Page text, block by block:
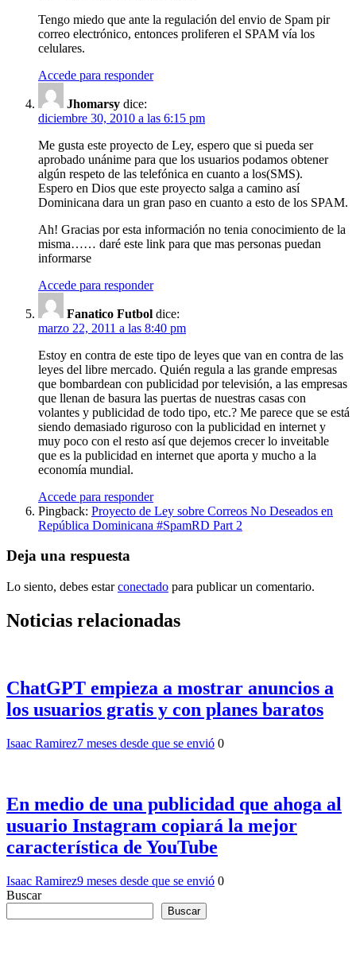
Tengo miedo que ante la regulación del envio de Spam pir
correo electrónico, entonces proliferen el SPAM vía los
celulares.
Accede para responder
Jhomarsy dice:
diciembre 30, 2010 a las 6:15 pm
Me gusta este proyecto de Ley, espero que si pueda ser
aprobado unánime para que los usuarios podamos obtener
algún respeto de las telefónica en cuanto a los(SMS).
Espero en Dios que este proyecto salga a camino así
Dominicana dara un gran paso en cuanto a esto de los SPAM.
Ah! Gracias por esta información no tenia conocimiento de la
misma…… daré este link para que mas personas puedan
informarse
Accede para responder
Fanatico Futbol dice:
marzo 22, 2011 a las 8:40 pm
Estoy en contra de este tipo de leyes que van en contra de las
leyes del libre mercado. Quién regula a las grande empresas
que bombardean con publicidad por televisión, a las empresas
que llenan de basura las puertas de nuestras casas con
volantes y publicidad de todo tipo, etc.? Me parece que se está
siendo demasiado riguroso con la publicidad en internet y
muy poco con el resto así que dejemos crecer lo inveitable
que es la publicidad en internet que aporta y mucho a la
economía mundial.
Accede para responder
Pingback: Proyecto de Ley sobre Correos No Deseados en
República Dominicana #SpamRD Part 2
Deja una respuesta
Lo siento, debes estarconectado para publicar un comentario.
Noticias relacionadas
ChatGPT empieza a mostrar anuncios a
los usuarios gratis y con planes baratos
Isaac Ramirez7 meses desde que se envió 0
En medio de una publicidad que ahoga al
usuario Instagram copiará la mejor
característica de YouTube
Isaac Ramirez9 meses desde que se envió 0
Buscar
Buscar